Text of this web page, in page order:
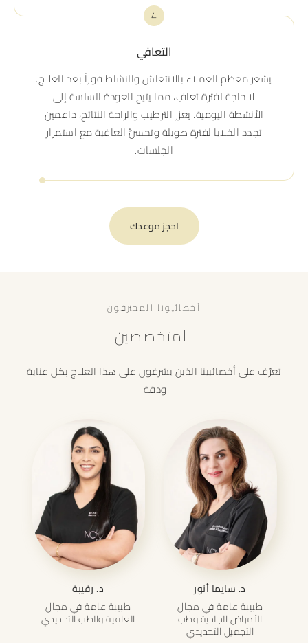
4
التعافي
يشعر معظم العملاء بالانتعاش والنشاط فوراً بعد العلاج.
لا حاجة لفترة تعافٍ، مما يتيح العودة السلسة إلى
الأنشطة اليومية. يعزز الترطيب والراحة النتائج، داعمين
تجدد الخلايا لفترة طويلة وتحسُّن العافية مع استمرار
الجلسات.
احجز موعدك
أخصائيونا المحترفون
المتخصصين
تعرّف على أخصائيينا الذين يشرفون على هذا العلاج بكل عناية
ودقة.
د. سايما أنور
طبيبة عامة في مجال
الأمراض الجلدية وطب
التجميل التجديدي
د. رقيبة
طبيبة عامة في مجال
العافية والطب التجديدي